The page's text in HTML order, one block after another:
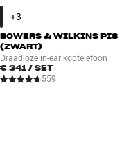
BOWERS & WILKINS PI8
(ZWART)
Draadloze in-ear koptelefoon
€ 341 / SET
559